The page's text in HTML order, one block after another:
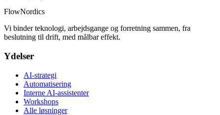
FlowNordics
Vi binder teknologi, arbejdsgange og forretning sammen, fra
beslutning til drift, med målbar effekt.
Ydelser
AI-strategi
Automatisering
Interne AI-assistenter
Workshops
Alle løsninger